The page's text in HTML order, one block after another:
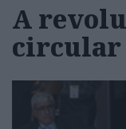
A
circular